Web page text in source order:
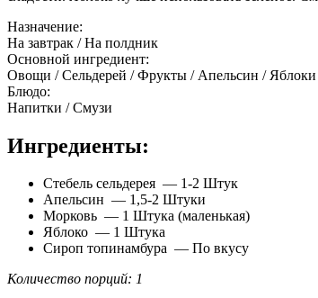
Назначение:
На завтрак / На полдник
Основной ингредиент:
Овощи / Сельдерей / Фрукты / Апельсин / Яблоки /
Блюдо:
Напитки / Смузи
Ингредиенты:
Стебель сельдерея — 1-2 Штук
Апельсин — 1,5-2 Штуки
Морковь — 1 Штука (маленькая)
Яблоко — 1 Штука
Сироп топинамбура — По вкусу
Количество порций: 1